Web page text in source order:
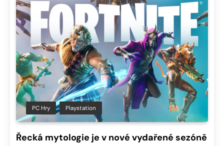
PC Hry Playstation
Řecká mytologie je v nové vydařené sezóně